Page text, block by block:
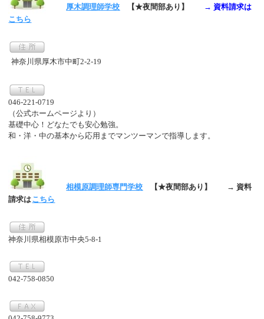
厚木調理師学校 【★夜間部あり】
→ 資料請求は
こちら
神奈川県厚木市中町2-2-19
046-221-0719
（公式ホームページより）
基礎中心！どなたでも安心勉強。
和・洋・中の基本から応用までマンツーマンで指導します。
相模原調理師専門学校 【★夜間部あり】
→ 資料
請求はこちら
神奈川県相模原市中央5-8-1
042-758-0850